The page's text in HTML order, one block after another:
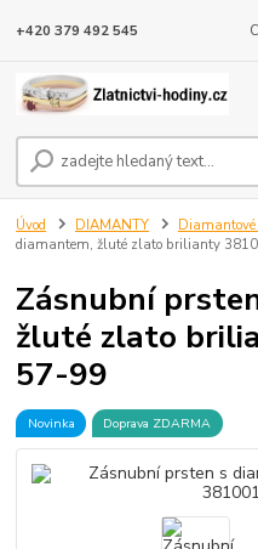
+420 379 492 545
Úvod DIAMANTY
diamantem, žluté zlato brilianty
Zásnubní
žluté zlato
57-99
Novinka Doprava ZDARMA